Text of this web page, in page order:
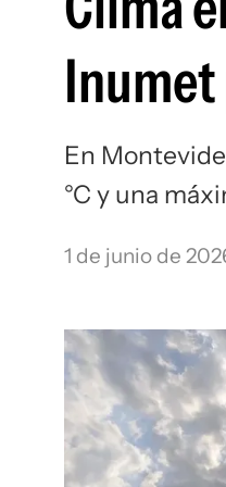
Inumet
En
°C y una
1 de junio de